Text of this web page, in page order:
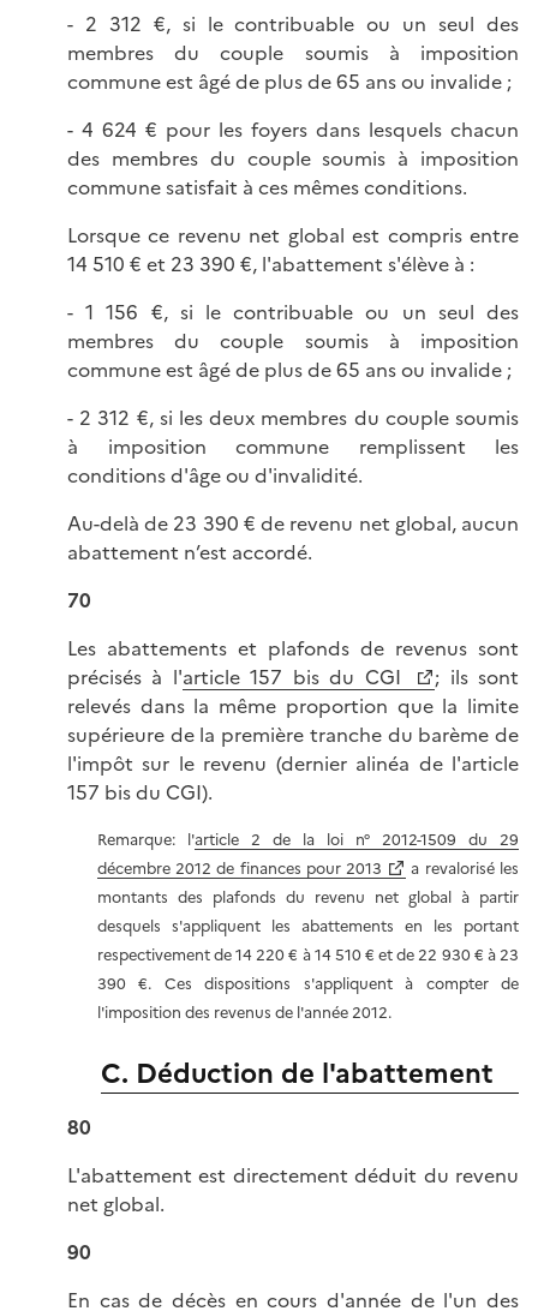
- 2 312 €, si le contribuable ou un seul des
membres du couple soumis à imposition
commune est âgé de plus de 65 ans ou invalide ;
- 4 624 € pour les foyers dans lesquels chacun
des membres du couple soumis à imposition
commune satisfait à ces mêmes conditions.
Lorsque ce revenu net global est compris entre
14 510 € et 23 390 €, l'abattement s'élève à :
- 1 156 €, si le contribuable ou un seul des
membres du couple soumis à imposition
commune est âgé de plus de 65 ans ou invalide ;
- 2 312 €, si les deux membres du couple soumis
à imposition commune remplissent les
conditions d'âge ou d'invalidité.
Au-delà de 23 390 € de revenu net global, aucun
abattement n’est accordé.
70
Les abattements et plafonds de revenus sont
précisés à l'article 157 bis du CGI
; ils sont
relevés dans la même proportion que la limite
supérieure de la première tranche du barème de
l'impôt sur le revenu (dernier alinéa de l'article
157 bis du CGI).
Remarque: l'article 2 de la loi n° 2012-1509 du 29
décembre 2012 de finances pour 2013
a revalorisé les
montants des plafonds du revenu net global à partir
desquels s'appliquent les abattements en les portant
respectivement de 14 220 € à 14 510 € et de 22 930 € à 23
390 €. Ces dispositions s'appliquent à compter de
l'imposition des revenus de l'année 2012.
C. Déduction de l'abattement
80
L'abattement est directement déduit du revenu
net global.
90
En cas de décès en cours d'année de l'un des